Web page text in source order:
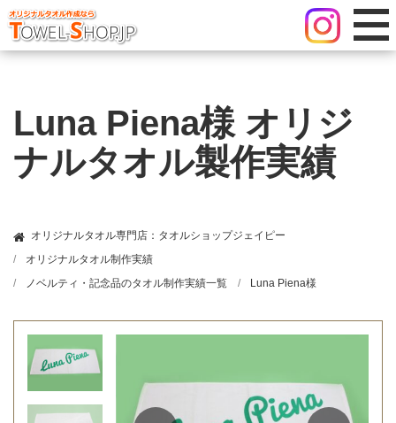
Luna Piena様 オリジ
ナルタオル製作実績
オリジナルタオル専門店：タオルショップジェイピー
オリジナルタオル制作実績
ノベルティ・記念品のタオル制作実績一覧
Luna Piena様